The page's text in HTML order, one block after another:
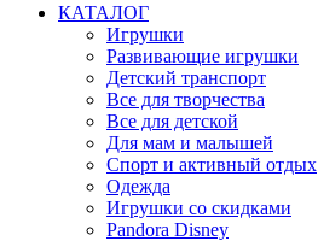
КАТАЛОГ
Игрушки
Развивающие игрушки
Детский транспорт
Все для творчества
Все для детской
Для мам и малышей
Спорт и активный отдых
Одежда
Игрушки со скидками
Pandora Disney